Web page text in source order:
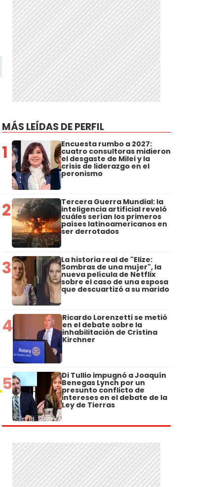
MÁS LEÍDAS DE PERFIL
1 Encuesta rumbo a 2027:
cuatro consultoras midieron
el desgaste de Milei y la
crisis de liderazgo en el
peronismo
2 Tercera Guerra Mundial: la
inteligencia artificial reveló
cuáles serían los primeros
países latinoamericanos en
ser derrotados
3 La historia real de "Elize:
Sombras de una mujer", la
nueva película de Netflix
sobre el caso de una esposa
que descuartizó a su marido
4 Ricardo Lorenzetti se metió
en el debate sobre la
inhabilitación de Cristina
Kirchner
5 Di Tullio impugnó a Joaquín
Benegas Lynch por un
presunto conflicto de
intereses en el debate de la
Ley de Tierras